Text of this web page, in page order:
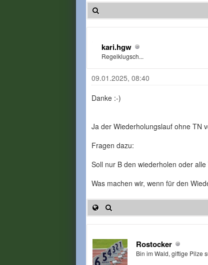
kari.hgw
Regelklugsch...
09.01.2025, 08:40
Danke :-)
Ja der Wiederholungslauf ohne TN
Fragen dazu:
Soll nur B den wiederholen oder alle
Was machen wir, wenn für den
Rostocker
Bin im Wald, giftige Pilze